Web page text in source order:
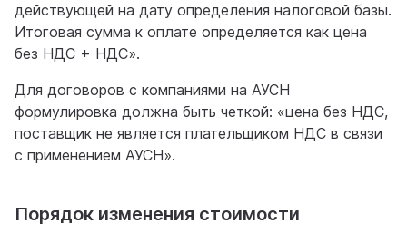
действующей на дату определения налоговой базы.
Итоговая сумма к оплате определяется как цена
без НДС + НДС».
Для договоров с компаниями на АУСН
формулировка должна быть четкой: «цена без НДС,
поставщик не является плательщиком НДС в связи
с применением АУСН».
Порядок изменения стоимости